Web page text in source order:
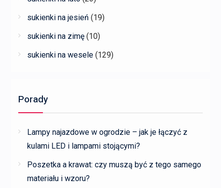
sukienki na jesień (19)
sukienki na zimę (10)
sukienki na wesele (129)
Porady
Lampy najazdowe w ogrodzie – jak je łączyć z
kulami LED i lampami stojącymi?
Poszetka a krawat: czy muszą być z tego samego
materiału i wzoru?